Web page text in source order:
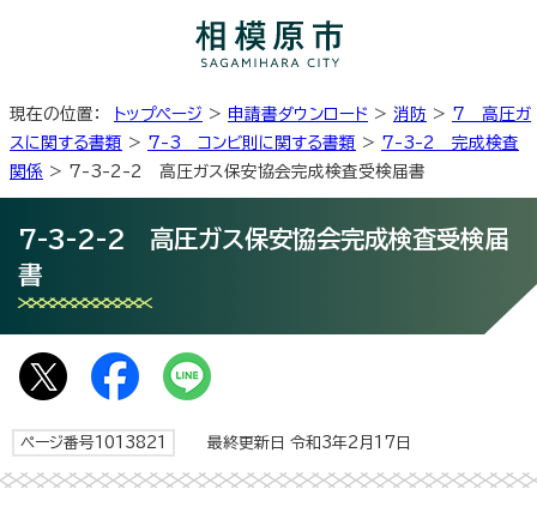
現在の位置： トップページ > 申請書ダウンロード > 消防 > 7 高圧ガ
スに関する書類 > 7-3 コンビ則に関する書類 > 7-3-2 完成検査
関係 > 7-3-2-2 高圧ガス保安協会完成検査受検届書
7-3-2-2 高圧ガス保安協会完成検査受検届
書
ページ番号1013821 最終更新日 令和3年2月17日